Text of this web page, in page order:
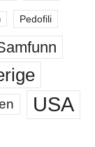
Pedofili
USA